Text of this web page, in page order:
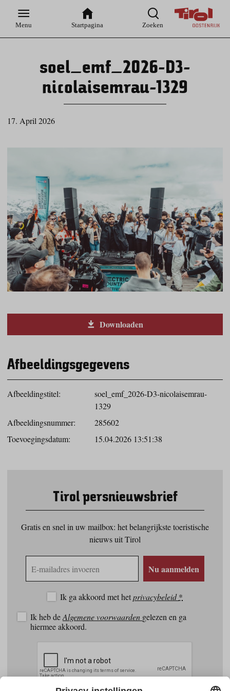
Hauptnavigation
Inhaltsbereich
Menu Startpagina Zoeken
soel_emf_2026-D3-
nicolaisemrau-1329
17. April 2026
Downloaden
Afbeeldingsgegevens
Afbeeldingstitel:
soel_emf_2026-D3-nicolaisemrau-
1329
Afbeeldingsnummer:
285602
Toevoegingsdatum:
15.04.2026 13:51:38
Tirol persnieuwsbrief
Gratis en snel in uw mailbox: het belangrijkste toeristische
nieuws uit Tirol
mailadres
Nu aanmelden
Ik ga akkoord met hetprivacybeleid*
Ik heb deAlgemene voorwaarden gelezen en ga
hiermee akkoord.